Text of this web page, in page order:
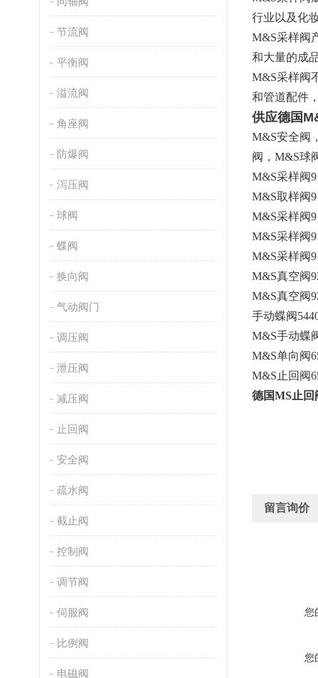
节流阀
平衡阀
溢流阀
角座阀
防爆阀
泻压阀
球阀
蝶阀
换向阀
气动阀门
调压阀
泄压阀
减压阀
止回阀
安全阀
疏水阀
截止阀
控制阀
调节阀
伺服阀
比例阀
电磁阀
行业以及化
M&S采样阀
和大量的成
M&S采样阀
和管道配件
供应德国
M&S安全阀
阀，M&S球
M&S采样阀
M&S取样阀
M&S采样阀
M&S采样阀
M&S采样阀
M&S真空阀
M&S真空阀
手动蝶阀
M&S手动蝶
M&S单向阀
M&S 止回阀
德国MS止回
留言询价
您
您